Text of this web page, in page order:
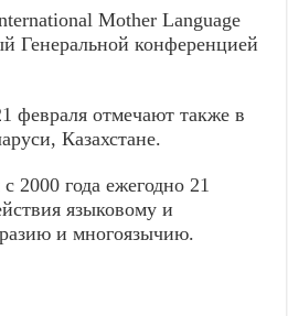
Mother Language
Генеральной конференцией
февраля отмечают также в
Казахстане.
2000 года ежегодно 21
языковому и
и многоязычию.